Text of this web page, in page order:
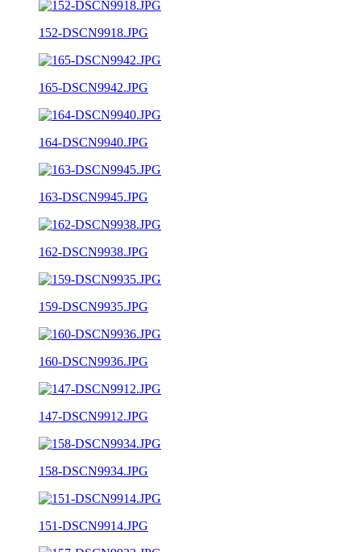
152-DSCN9918.JPG
165-DSCN9942.JPG
164-DSCN9940.JPG
163-DSCN9945.JPG
162-DSCN9938.JPG
159-DSCN9935.JPG
160-DSCN9936.JPG
147-DSCN9912.JPG
158-DSCN9934.JPG
151-DSCN9914.JPG